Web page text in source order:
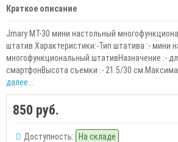
Краткое описание
Jmary MT-30 мини настольный
штатив Характеристики:-Тип штатива :- мини
многофункциональный штативНазначение :-
смартфонВысота съемки :- 21.5/30
далее...
850 руб.
Доступность: На складе